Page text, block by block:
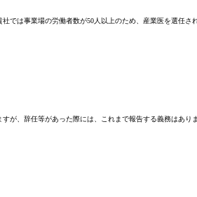
は事業場の労働者数が50人以上のため、産業医を選任
、辞任等があった際には、これまで報告する義務はあ